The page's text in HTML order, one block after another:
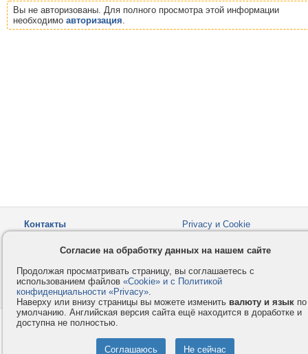
Вы не авторизованы. Для полного просмотра этой информации
необходимо авторизация.
Контакты
Privacy и Cookie
Как оплатить
Форумы
© 2008-2026VMESTE.EU
Согласие на обработку данных на нашем сайте
Продолжая просматривать страницу, вы соглашаетесь с
использованием файлов «Cookie» и с Политикой
конфиденциальности «Privacy».
Наверху или внизу страницы вы можете изменить валюту и язык по
умолчанию. Английская версия сайта ещё находится в доработке и
доступна не полностью.